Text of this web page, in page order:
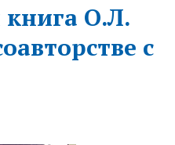
О.Л.
с